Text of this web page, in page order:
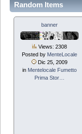
Random Items
banner
Views: 2308
Posted by MenteLocale
Dic 25, 2009
in Mentelocale Fumetto
Prima Stor…